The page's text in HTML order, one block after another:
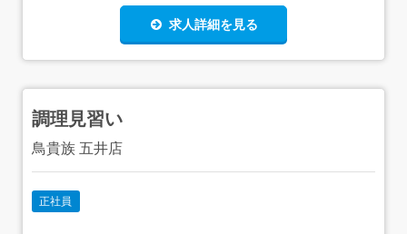
求人詳細を見る
調理見習い
鳥貴族 五井店
正社員